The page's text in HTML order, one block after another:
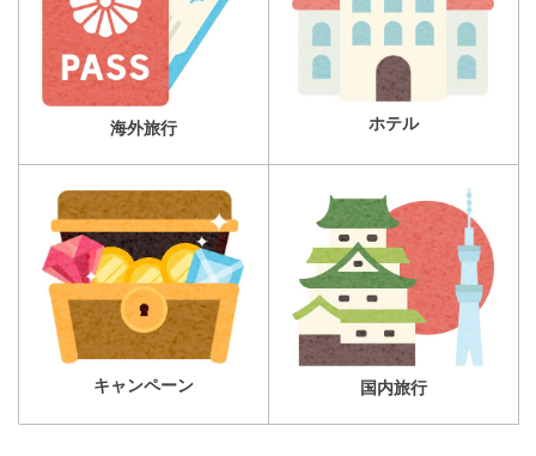
海外旅行 ホテル
キャンペーン 国内旅行